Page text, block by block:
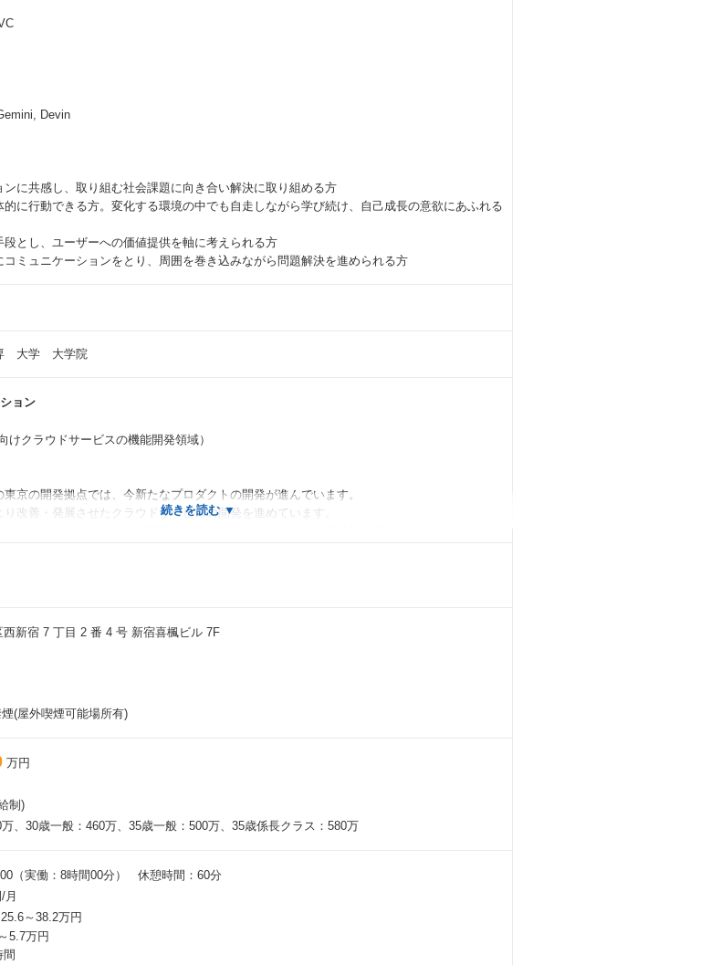
Devin
ンに共感し、取り組む社会課題に向き合い解決に取り組める方
的に行動できる方。変化する環境の中でも自走しながら学び続け、自己成長の意欲にあふれる
段とし、ユーザーへの価値提供を軸に考えられる方
コミュニケーションをとり、周囲を巻き込みながら問題解決を進められる方
大学 大学院
ョン
けクラウドサービスの機能開発領域）
京の開発拠点では、今新たなプロダクトの開発が進んでいます。
り改善・発展させたクラウドサービスの開発を進めています。
性を保ちながらプロダクトとして全く新しいものを生み出す難しさと面白さがあります。
クトを形にしていくことがミッションです。
界課題やクライアント課題に向き合いながら
ていかに顧客に価値を提供するかを考えています。
けではなくビジネスサイドのメンバーもおり
すかったり必要に応じてクライアントとの接点を持てるため、
西新宿 7 丁目 2 番 4 号 新宿喜楓ビル 7F
(屋外喫煙可能場所有)
万円
制)
、30歳一般：460万、35歳一般：500万、35歳係長クラス：580万
（実働：8時間00分） 休憩時間：60分
月
～38.2万円
5.7万円
間